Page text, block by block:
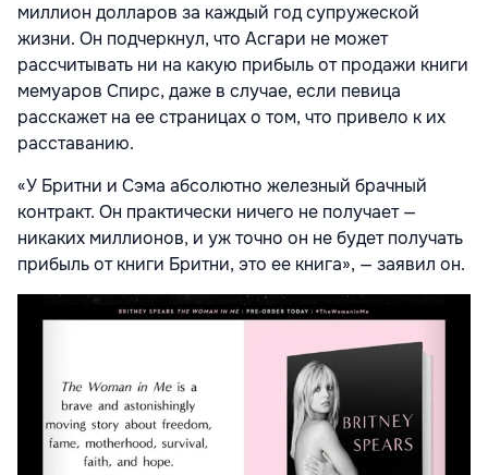
миллион долларов за каждый год супружеской
жизни. Он подчеркнул, что Асгари не может
рассчитывать ни на какую прибыль от продажи книги
мемуаров Спирс, даже в случае, если певица
расскажет на ее страницах о том, что привело к их
расставанию.
«У Бритни и Сэма абсолютно железный брачный
контракт. Он практически ничего не получает —
никаких миллионов, и уж точно он не будет получать
прибыль от книги Бритни, это ее книга», — заявил он.